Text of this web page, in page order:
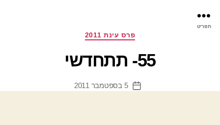
תפריט
קטגוריותפרס עינת 2011
55- תתחדשי
תאריך
5 בספטמבר 2011